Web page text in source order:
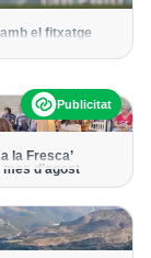
el fitxatge
Publicitat
la Fresca’
d’agost
serà